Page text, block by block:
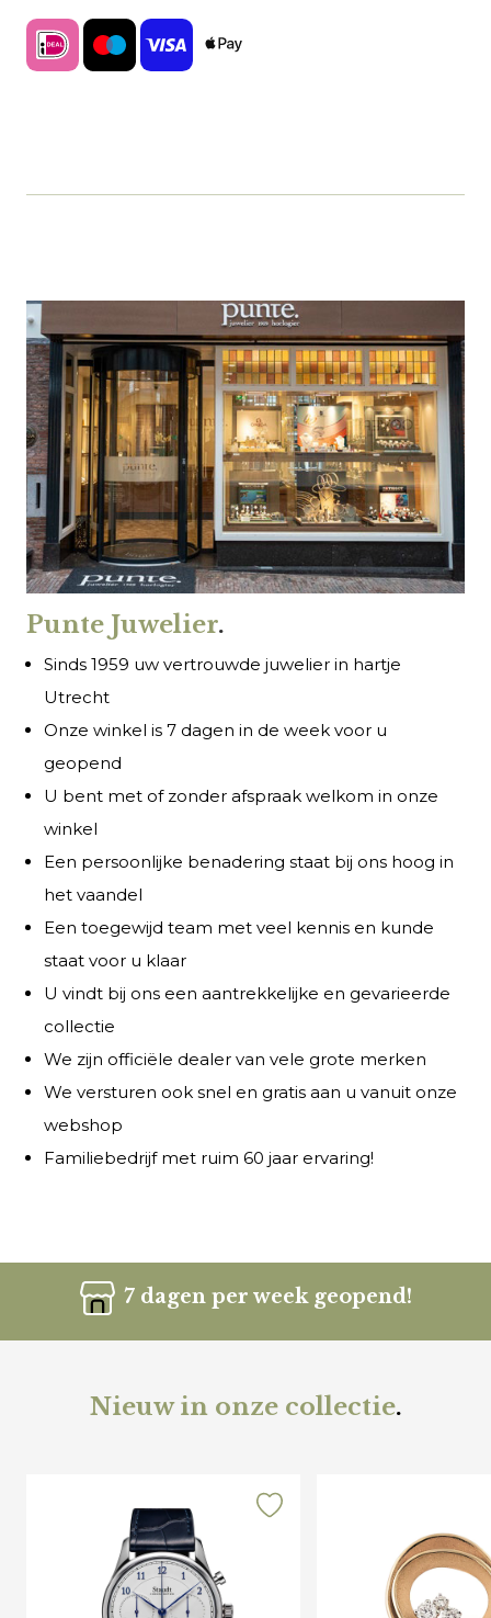
Punte Juwelier.
Sinds 1959 uw vertrouwde juwelier in hartje
Utrecht
Onze winkel is 7 dagen in de week voor u
geopend
U bent met of zonder afspraak welkom in onze
winkel
Een persoonlijke benadering staat bij ons hoog in
het vaandel
Een toegewijd team met veel kennis en kunde
staat voor u klaar
U vindt bij ons een aantrekkelijke en gevarieerde
collectie
We zijn officiële dealer van vele grote merken
We versturen ook snel en gratis aan u vanuit onze
webshop
Familiebedrijf met ruim 60 jaar ervaring!
7 dagen per week geopend!
Nieuw in onze collectie.